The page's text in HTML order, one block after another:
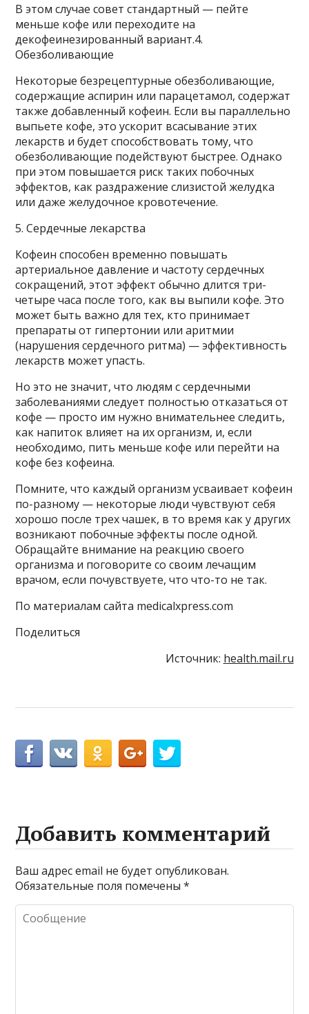
В этом случае совет стандартный — пейте
меньше кофе или переходите на
декофеинезированный вариант.4.
Обезболивающие
Некоторые безрецептурные обезболивающие,
содержащие аспирин или парацетамол, содержат
также добавленный кофеин. Если вы параллельно
выпьете кофе, это ускорит всасывание этих
лекарств и будет способствовать тому, что
обезболивающие подействуют быстрее. Однако
при этом повышается риск таких побочных
эффектов, как раздражение слизистой желудка
или даже желудочное кровотечение.
5. Сердечные лекарства
Кофеин способен временно повышать
артериальное давление и частоту сердечных
сокращений, этот эффект обычно длится три-
четыре часа после того, как вы выпили кофе. Это
может быть важно для тех, кто принимает
препараты от гипертонии или аритмии
(нарушения сердечного ритма) — эффективность
лекарств может упасть.
Но это не значит, что людям с сердечными
заболеваниями следует полностью отказаться от
кофе — просто им нужно внимательнее следить,
как напиток влияет на их организм, и, если
необходимо, пить меньше кофе или перейти на
кофе без кофеина.
Помните, что каждый организм усваивает кофеин
по-разному — некоторые люди чувствуют себя
хорошо после трех чашек, в то время как у других
возникают побочные эффекты после одной.
Обращайте внимание на реакцию своего
организма и поговорите со своим лечащим
врачом, если почувствуете, что что-то не так.
По материалам сайта medicalxpress.com
Поделиться
Источник: health.mail.ru
Добавить комментарий
Ваш адрес email не будет опубликован.
Обязательные поля помечены*